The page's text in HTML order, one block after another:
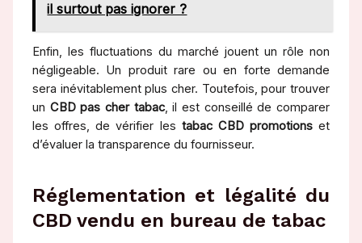
il surtout pas ignorer ?
Enfin, les fluctuations du marché jouent un rôle non
négligeable. Un produit rare ou en forte demande
sera inévitablement plus cher. Toutefois, pour trouver
un CBD pas cher tabac, il est conseillé de comparer
les offres, de vérifier les tabac CBD promotionset
d’évaluer la transparence du fournisseur.
Réglementation et légalité du
CBD vendu en bureau de tabac